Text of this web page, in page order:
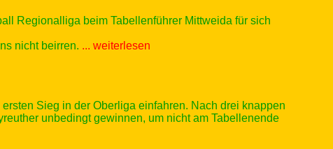
Regionalliga beim Tabellenführer Mittweida für sich
nicht beirren. ... weiterlesen
Sieg in der Oberliga einfahren. Nach drei knappen
unbedingt gewinnen, um nicht am Tabellenende